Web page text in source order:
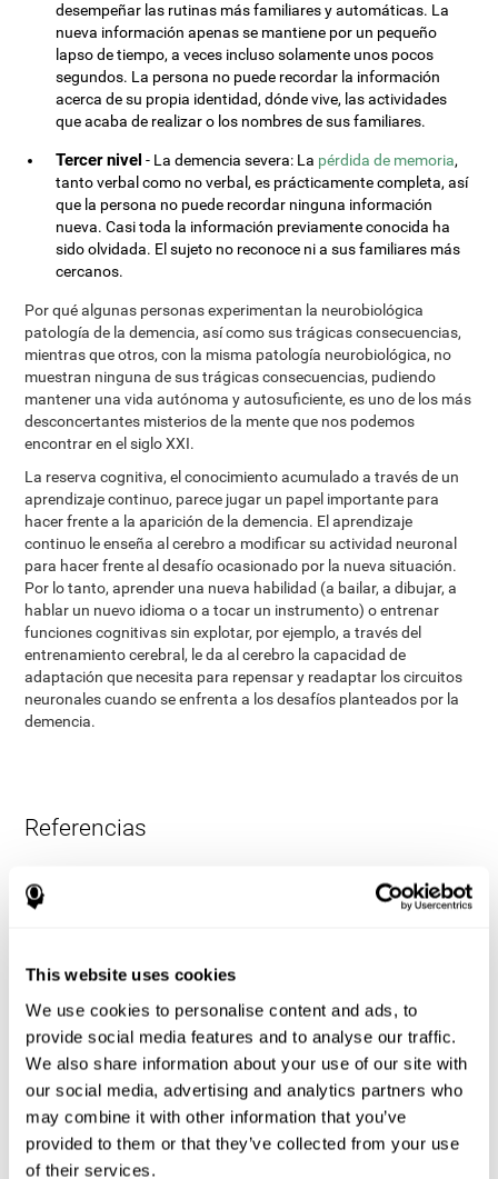
This website uses cookies
We use cookies to personalise content and ads, to
provide social media features and to analyse our traffic.
We also share information about your use of our site with
our social media, advertising and analytics partners who
may combine it with other information that you’ve
provided to them or that they’ve collected from your use
of their services.
desempeñar las rutinas más familiares y automáticas. La
nueva información apenas se mantiene por un pequeño
lapso de tiempo, a veces incluso solamente unos pocos
segundos. La persona no puede recordar la información
acerca de su propia identidad, dónde vive, las actividades
que acaba de realizar o los nombres de sus familiares.
Tercer nivel - La demencia severa: La pérdida de memoria,
tanto verbal como no verbal, es prácticamente completa, así
que la persona no puede recordar ninguna información
nueva. Casi toda la información previamente conocida ha
sido olvidada. El sujeto no reconoce ni a sus familiares más
cercanos.
Por qué algunas personas experimentan la neurobiológica
patología de la demencia, así como sus trágicas consecuencias,
mientras que otros, con la misma patología neurobiológica, no
muestran ninguna de sus trágicas consecuencias, pudiendo
mantener una vida autónoma y autosuficiente, es uno de los más
desconcertantes misterios de la mente que nos podemos
encontrar en el siglo XXI.
La reserva cognitiva, el conocimiento acumulado a través de un
aprendizaje continuo, parece jugar un papel importante para
hacer frente a la aparición de la demencia. El aprendizaje
continuo le enseña al cerebro a modificar su actividad neuronal
para hacer frente al desafío ocasionado por la nueva situación.
Por lo tanto, aprender una nueva habilidad (a bailar, a dibujar, a
hablar un nuevo idioma o a tocar un instrumento) o entrenar
funciones cognitivas sin explotar, por ejemplo, a través del
entrenamiento cerebral, le da al cerebro la capacidad de
adaptación que necesita para repensar y readaptar los circuitos
neuronales cuando se enfrenta a los desafíos planteados por la
demencia.
Referencias
Bucher, Aubrey French, Sara Horton, Rachel F. Loefflad, Phillip
American Journal of Alzheimer’s Disease & Other Dementias
2014; doi: 10.1177/1533317514539376
Korczyn dC, Peretz C, Aharonson V, et al. - El programa
informático de entrenamiento cognitivo CogniFit produce una
mejora mayor en el rendimiento cognitivo que los clásicos juegos
de ordenador: Estudio prospectivo, aleatorizado, doble ciego de
intervención en los ancianos. Alzheimer y Demencia: El diario de
la Asociación de Alzheimer de 2007, tres (3): S171.
Shatil E, Korczyn dC, Peretz C, et al. - Mejorar el rendimiento